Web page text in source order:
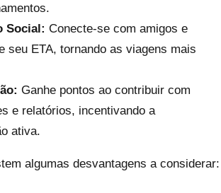
Social: Conecte-se com amigos e
seu ETA, tornando as viagens mais
Ganhe pontos ao contribuir com
e relatórios, incentivando a
ativa.
algumas desvantagens a considerar: